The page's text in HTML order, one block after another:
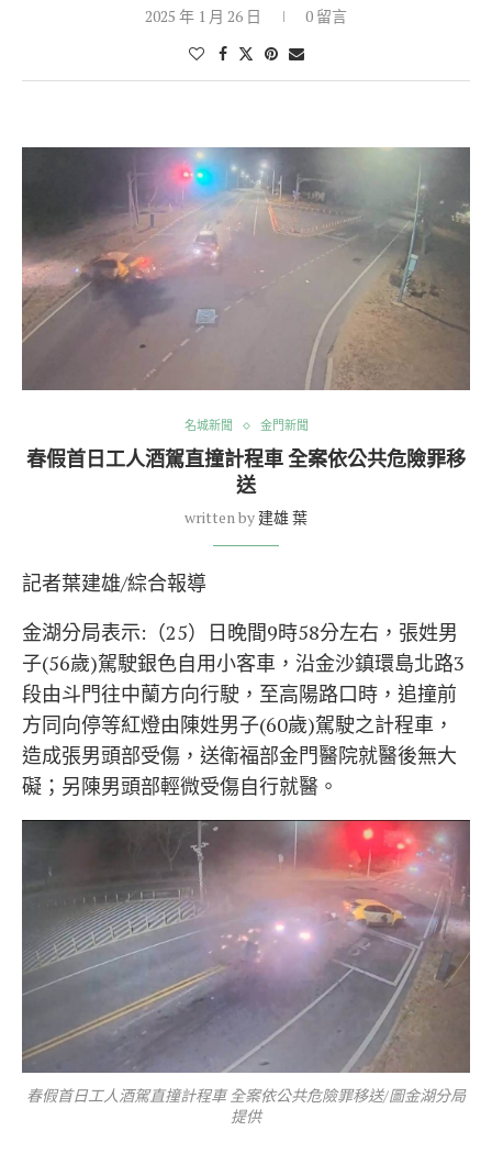
2025 年 1 月 26 日 0 留言
名城新聞 金門新聞
春假首日工人酒駕直撞計程車 全案依公共危險罪移
送
written by 建雄 葉
記者葉建雄/綜合報導
金湖分局表示:（25）日晚間9時58分左右，張姓男
子(56歲)駕駛銀色自用小客車，沿金沙鎮環島北路3
段由斗門往中蘭方向行駛，至高陽路口時，追撞前
方同向停等紅燈由陳姓男子(60歲)駕駛之計程車，
造成張男頭部受傷，送衛福部金門醫院就醫後無大
礙；另陳男頭部輕微受傷自行就醫。
春假首日工人酒駕直撞計程車 全案依公共危險罪移送/圖金湖分局
提供